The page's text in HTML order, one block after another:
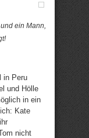
ein Mann,
in Peru
und Hölle
in ein
Kate
nicht